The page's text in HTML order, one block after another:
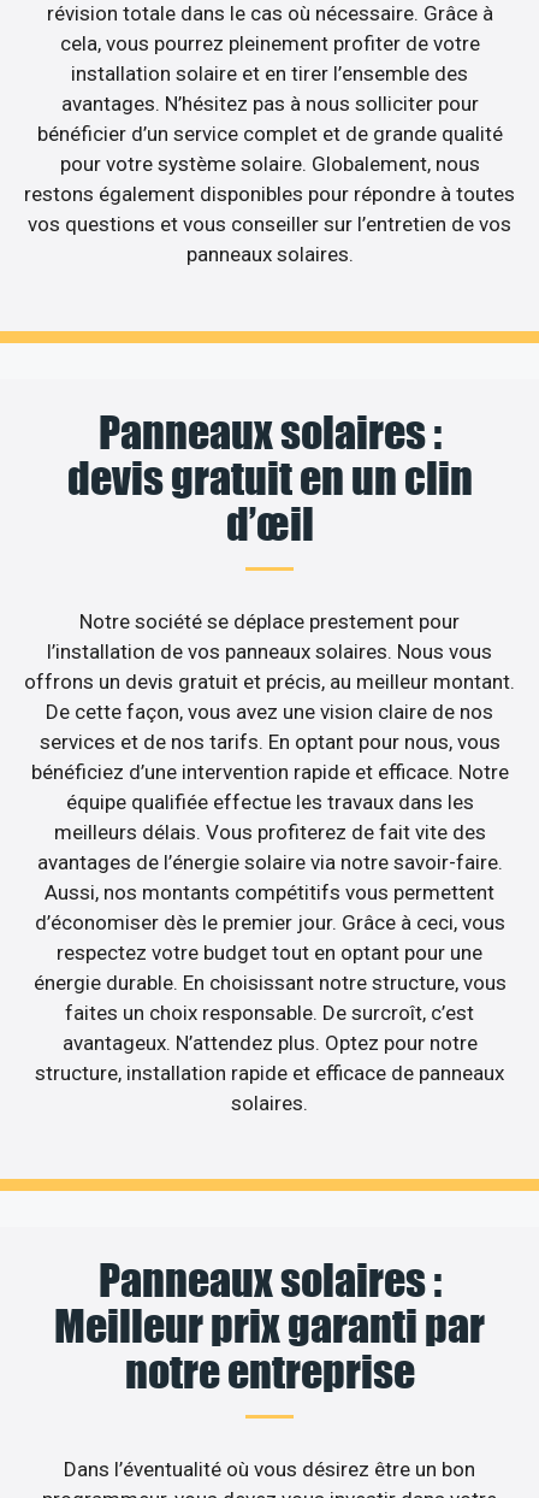
révision totale dans le cas où nécessaire. Grâce à
cela, vous pourrez pleinement profiter de votre
installation solaire et en tirer l’ensemble des
avantages. N’hésitez pas à nous solliciter pour
bénéficier d’un service complet et de grande qualité
pour votre système solaire. Globalement, nous
restons également disponibles pour répondre à toutes
vos questions et vous conseiller sur l’entretien de vos
panneaux solaires.
Panneaux solaires :
devis gratuit en un clin
d’œil
Notre société se déplace prestement pour
l’installation de vos panneaux solaires. Nous vous
offrons un devis gratuit et précis, au meilleur montant.
De cette façon, vous avez une vision claire de nos
services et de nos tarifs. En optant pour nous, vous
bénéficiez d’une intervention rapide et efficace. Notre
équipe qualifiée effectue les travaux dans les
meilleurs délais. Vous profiterez de fait vite des
avantages de l’énergie solaire via notre savoir-faire.
Aussi, nos montants compétitifs vous permettent
d’économiser dès le premier jour. Grâce à ceci, vous
respectez votre budget tout en optant pour une
énergie durable. En choisissant notre structure, vous
faites un choix responsable. De surcroît, c’est
avantageux. N’attendez plus. Optez pour notre
structure, installation rapide et efficace de panneaux
solaires.
Panneaux solaires :
Meilleur prix garanti par
notre entreprise
Dans l’éventualité où vous désirez être un bon